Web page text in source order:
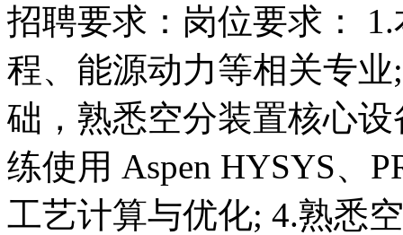
招聘要求：岗位要求：
程、能源动力等相关专
础，熟悉空分装置核心
练使用 Aspen HYSYS、
工艺计算与优化; 4.熟悉